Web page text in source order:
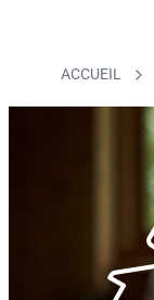
ACCUEIL